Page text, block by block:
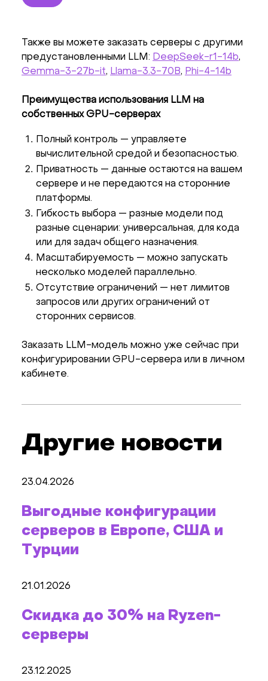
Также вы можете заказать серверы с другими
предустановленными LLM: DeepSeek-r1-14b,
Gemma-3-27b-it, Llama-3.3-70B, Phi-4-14b
Преимущества использования LLM на
собственных GPU-серверах
Полный контроль — управляете
вычислительной средой и безопасностью.
Приватность — данные остаются на вашем
сервере и не передаются на сторонние
платформы.
Гибкость выбора — разные модели под
разные сценарии: универсальная, для кода
или для задач общего назначения.
Масштабируемость — можно запускать
несколько моделей параллельно.
Отсутствие ограничений — нет лимитов
запросов или других ограничений от
сторонних сервисов.
Заказать LLM-модель можно уже сейчас при
конфигурировании GPU-сервера или в личном
кабинете.
Другие новости
23.04.2026
Выгодные конфигурации
серверов в Европе, США и
Турции
21.01.2026
Скидка до 30% на Ryzen-
серверы
23.12.2025